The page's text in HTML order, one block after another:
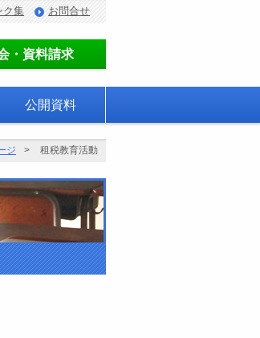
ク集 お問合せ
・資料請求
公開資料
ジ 租税教育活動